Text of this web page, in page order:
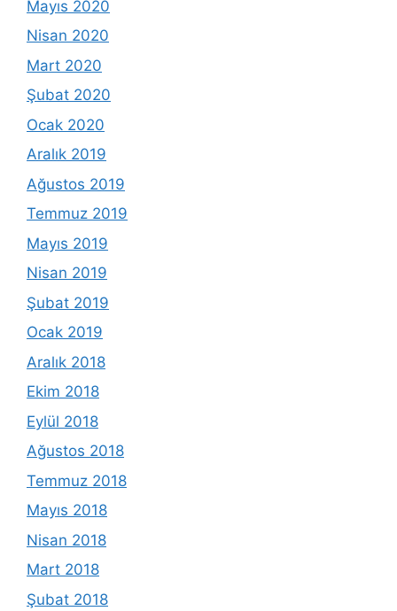
Mayıs 2020
Nisan 2020
Mart 2020
Şubat 2020
Ocak 2020
Aralık 2019
Ağustos 2019
Temmuz 2019
Mayıs 2019
Nisan 2019
Şubat 2019
Ocak 2019
Aralık 2018
Ekim 2018
Eylül 2018
Ağustos 2018
Temmuz 2018
Mayıs 2018
Nisan 2018
Mart 2018
Şubat 2018